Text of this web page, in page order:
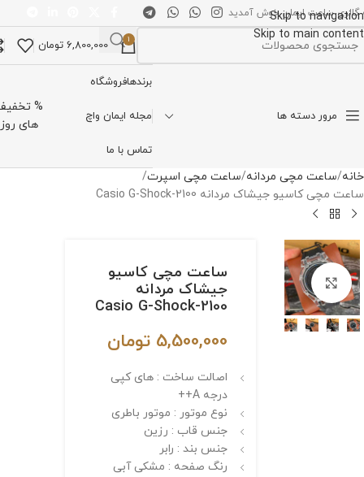
Skip to navigation
Skip to main content
گالری ساعت ایمان خوش آمدید
1
6,800,000 تومان
مرور دسته ها
برندهافروشگاه
مجله ایمان واچ
تماس با ما
%
های روز
خانه ساعت مچی مردانه ساعت مچی اسپرت
ساعت مچی کاسیو جیشاک مردانه Casio G-Shock-2100
برای بزرگنمایی کلیک کنیدساعت مچی کاسیو
جیشاک مردانه
Casio G-Shock-2100
5,500,000 تومان
اصالت ساخت : های کپی
درجه A++
نوع موتور : موتور باطری
جنس قاب : رزین
جنس بند : رابر
رنگ صفحه : مشکی آبی